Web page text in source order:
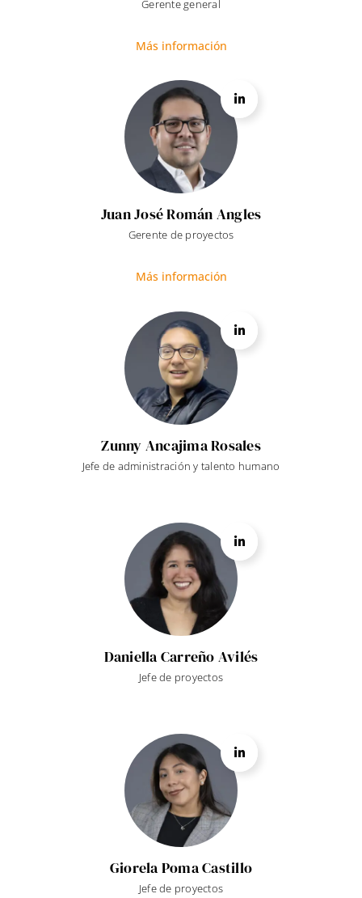
Gerente general
Más información
Juan José Román Angles
Gerente de proyectos
Más información
Zunny Ancajima Rosales
Jefe de administración y talento humano
Daniella Carreño Avilés
Jefe de proyectos
Giorela Poma Castillo
Jefe de proyectos